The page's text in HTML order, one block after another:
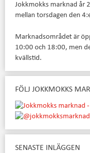
Jokkmokks marknad år
mellan torsdagen den
Marknadsområdet är
10:00 och 18:00, men
kvällstid.
FÖLJ JOKKMOKKS
SENASTE INLÄGGEN